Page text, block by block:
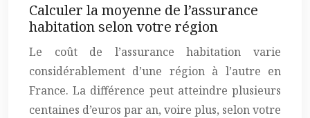
Calculer la moyenne de l’assurance
habitation selon votre région
Le coût de l’assurance habitation varie
considérablement d’une région à l’autre en
France. La différence peut atteindre plusieurs
centaines d’euros par an, voire plus, selon votre